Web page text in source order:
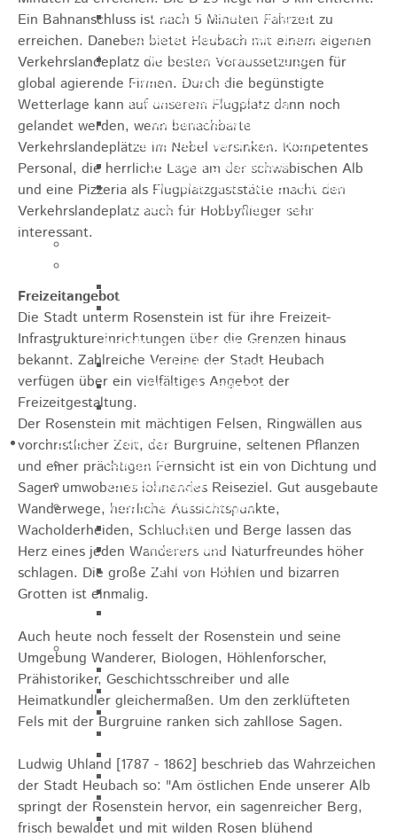
Verbandsversammlung des
Abwasserzweckverband Lauter-Rems
Verbandsversammlung des
Zweckverbands
Landeswasserversorgung
Verbandsversammlung Zweckverband
"Gewerbeverband Rosenstein"
Verwaltungsausschuss
Zweckverband "Gewerbeverband
Rosenstein" - Verwaltungsrat
Wahlinformation
Nachhaltige Stadtentwicklung
Heubach gestalten
Online Beteiligung
Freizeit / Tourismus
Gastgeber
Veranstaltungen
Museen & Sammlungen
Schloss
Miedermuseum
Heimatmuseum
Sehenswürdigkeiten
Rathaus
Blockturm
Ev. Kirche
Haus "Anna Vetter"
Polizeimuseum Heubach e.V.
Das Schloss in Heubach
Der Rosenstein
Ein Bahnanschluss ist nach 5 Minuten Fahrzeit zu
erreichen. Daneben bietet Heubach mit einem eigenen
Verkehrslandeplatz die besten Voraussetzungen für
global agierende Firmen. Durch die begünstigte
Wetterlage kann auf unserem Flugplatz dann noch
gelandet werden, wenn benachbarte
Verkehrslandeplätze im Nebel versinken. Kompetentes
Personal, die herrliche Lage am der schwäbischen Alb
und eine Pizzeria als Flugplatzgaststätte macht den
Verkehrslandeplatz auch für Hobbyflieger sehr
interessant.
Freizeitangebot
Die Stadt unterm Rosenstein ist für ihre Freizeit-
Infrastruktureinrichtungen über die Grenzen hinaus
bekannt. Zahlreiche Vereine der Stadt Heubach
verfügen über ein vielfältiges Angebot der
Freizeitgestaltung.
Der Rosenstein mit mächtigen Felsen, Ringwällen aus
vorchristlicher Zeit, der Burgruine, seltenen Pflanzen
und einer prächtigen Fernsicht ist ein von Dichtung und
Sagen umwobenes lohnendes Reiseziel. Gut ausgebaute
Wanderwege, herrliche Aussichtspunkte,
Wacholderheiden, Schluchten und Berge lassen das
Herz eines jeden Wanderers und Naturfreundes höher
schlagen. Die große Zahl von Höhlen und bizarren
Grotten ist einmalig.
Auch heute noch fesselt der Rosenstein und seine
Umgebung Wanderer, Biologen, Höhlenforscher,
Prähistoriker, Geschichtsschreiber und alle
Heimatkundler gleichermaßen. Um den zerklüfteten
Fels mit der Burgruine ranken sich zahllose Sagen.
Ludwig Uhland [1787 - 1862] beschrieb das Wahrzeichen
der Stadt Heubach so: "Am östlichen Ende unserer Alb
springt der Rosenstein hervor, ein sagenreicher Berg,
frisch bewaldet und mit wilden Rosen blühend